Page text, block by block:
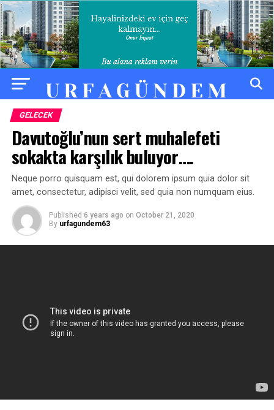
GELECEK
Davutoğlu’nun sert muhalefeti
sokakta karşılık buluyor….
Neque porro quisquam est, qui dolorem ipsum quia dolor sit
amet, consectetur, adipisci velit, sed quia non numquam eius.
Published 6 years ago on October 21, 2020
By urfagundem63